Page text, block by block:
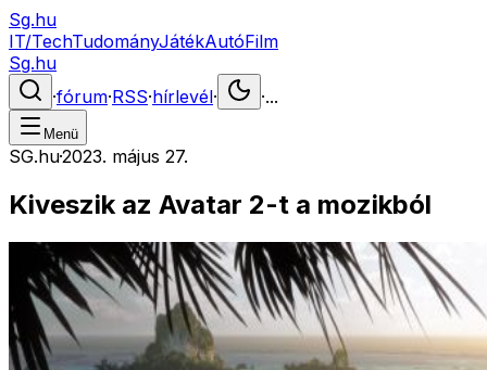
Sg.hu
IT/TechTudományJátékAutóFilm
Sg.hu
·fórum·RSS·hírlevél· ·...
Menü
SG.hu·2023. május 27.
Kiveszik az Avatar 2-t a mozikból